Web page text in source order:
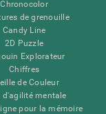
Chronocolor
de grenouille
Candy Line
2D Puzzle
Explorateur
Chiffres
de Couleur
d'agilité mentale
pour la mémoire